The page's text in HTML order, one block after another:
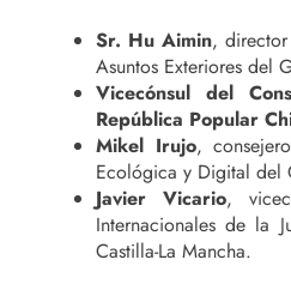
Sr. Hu Aimin,
Asuntos Exteriores del
Vicecónsul del
República Popular
Mikel Irujo,
Ecológica y Digital del
Javier Vicario,
Internacionales de la
Castilla-La Mancha.